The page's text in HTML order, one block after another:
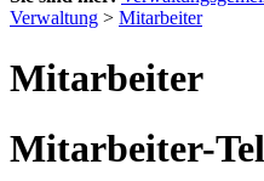
Verwaltung > Mitarbeiter
Mitarbeiter
Mitarbeiter-